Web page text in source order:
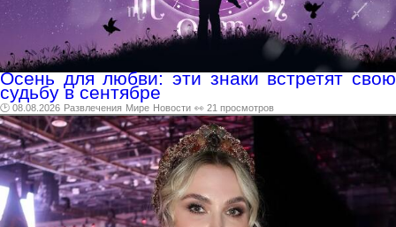
Осень для любви: эти знаки встретят свою
судьбу в сентябре
🕑 08.08.2026 Развлечения Мире Новости 👀 21 просмотров